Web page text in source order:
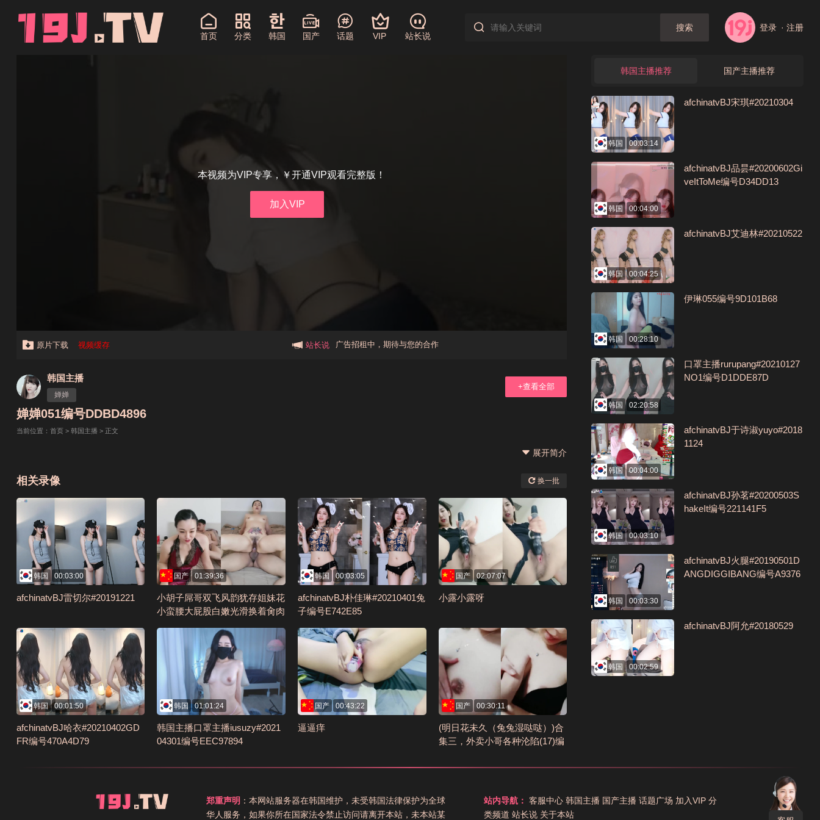
首页 分类 韩国 国产 话题 VIP 站长说
搜索 登录 · 注册
本视频为VIP专享，￥开通VIP观看完整版！
加入VIP
原片下载 视频缓存 站长说
新手报道,扫盲科普帖
广告招租中，期待与您的合作
韩国主播
婵婵
+查看全部
婵婵051编号DDBD4896
当前位置： 首页 > 韩国主播 > 正文
展开简介
相关录像 换一批
韩国 00:03:00
afchinatvBJ雷切尔#20191221
国产 01:39:36
小胡子屌哥双飞风韵犹存姐妹花
小蛮腰大屁股白嫩光滑换着肏肉
韩国 00:03:05
afchinatvBJ朴佳琳#20210401兔
子编号E742E85
国产 02:07:07
小露小露呀
韩国 00:01:50
afchinatvBJ哈衣#20210402GD
FR编号470A4D79
韩国 01:01:24
韩国主播口罩主播iusuzy#2021
04301编号EEC97894
国产 00:43:22
逼逼痒
国产 00:30:11
(明日花未久（兔兔湿哒哒）)合
集三，外卖小哥各种沦陷(17)编
韩国主播推荐 国产主播推荐
韩国 00:03:14
afchinatvBJ宋琪#20210304
韩国 00:04:00
afchinatvBJ品昙#20200602Gi
veItToMe编号D34DD13
韩国 00:04:25
afchinatvBJ艾迪林#20210522
韩国 00:28:10
伊琳055编号9D101B68
韩国 02:20:58
口罩主播rurupang#20210127
NO1编号D1DDE87D
韩国 00:04:00
afchinatvBJ于诗淑yuyo#2018
1124
韩国 00:03:10
afchinatvBJ孙茗#20200503S
hakeIt编号221141F5
韩国 00:03:30
afchinatvBJ火腿#20190501D
ANGDIGGIBANG编号A9376
韩国 00:02:59
afchinatvBJ阿允#20180529
郑重声明 ：本网站服务器在韩国维护，未受韩国法律保护为全球
华人服务，如果你所在国家法令禁止访问请离开本站，未本站某
站内导航： 客服中心 韩国主播 国产主播 话题广场 加入VIP 分
类频道 站长说 关于本站